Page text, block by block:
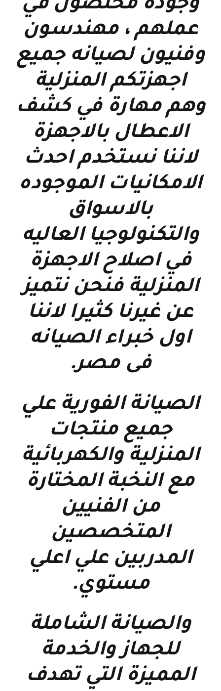
وجوده مخلصون في
عملهم ، مهندسون
وفنيون لصيانه جميع
اجهزتكم المنزلية
وهم مهارة في كشف
الاعطال بالاجهزة
لاننا نستخدم احدث
الامكانيات الموجوده
بالاسواق
والتكنولوجيا العاليه
في اصلاح الاجهزة
المنزلية فنحن نتميز
عن غيرنا كثيرا لاننا
اول خبراء الصيانه
فى مصر.
الصيانة الفورية علي
جميع منتجات
المنزلية والكهربائية
مع النخبة المختارة
من الفنيين
المتخصصين
المدربين علي اعلي
مستوي.
والصيانة الشاملة
للجهاز والخدمة
المميزة التي تهدف